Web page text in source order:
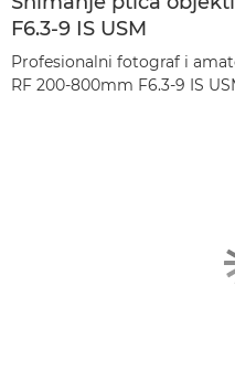
F6.3-9 IS USM
Profesionalni fotograf i
RF 200-800mm F6.3-9 IS